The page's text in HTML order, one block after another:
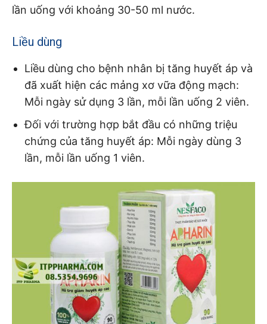
lần uống với khoảng 30-50 ml nước.
Liều dùng
Liều dùng cho bệnh nhân bị tăng huyết áp và
đã xuất hiện các mảng xơ vữa động mạch:
Mỗi ngày sử dụng 3 lần, mỗi lần uống 2 viên.
Đối với trường hợp bắt đầu có những triệu
chứng của tăng huyết áp: Mỗi ngày dùng 3
lần, mỗi lần uống 1 viên.